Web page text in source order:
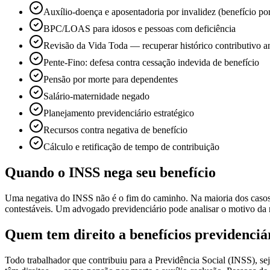
Auxílio-doença e aposentadoria por invalidez (benefício
BPC/LOAS para idosos e pessoas com deficiência
Revisão da Vida Toda — recuperar histórico contributivo
Pente-Fino: defesa contra cessação indevida de benefício
Pensão por morte para dependentes
Salário-maternidade negado
Planejamento previdenciário estratégico
Recursos contra negativa de benefício
Cálculo e retificação de tempo de contribuição
Quando o INSS nega seu benefício
Uma negativa do INSS não é o fim do caminho. Na maioria dos
contestáveis. Um advogado previdenciário pode analisar o motivo
Quem tem direito a benefícios
Todo trabalhador que contribuiu para a Previdência Social (INSS),